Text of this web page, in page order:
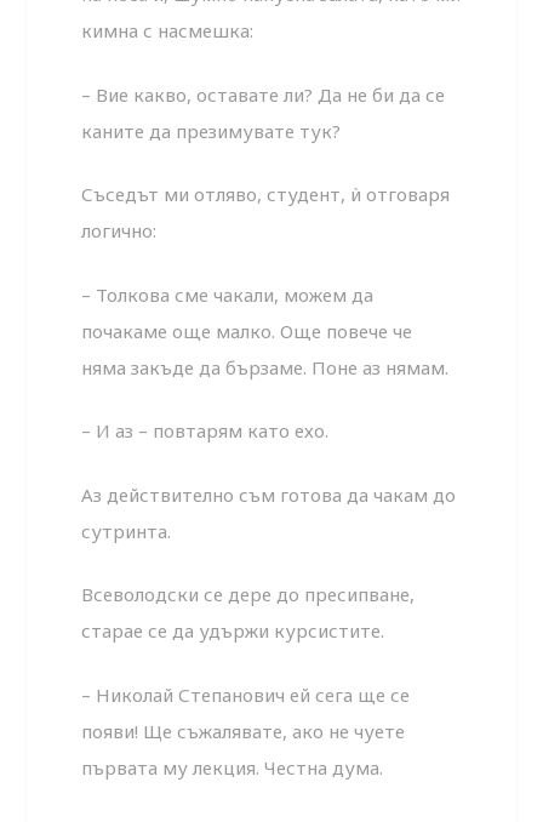
кимна с насмешка:
– Вие какво, оставате ли? Да не би да се
каните да презимувате тук?
Съседът ми отляво, студент, ѝ отговаря
логично:
– Толкова сме чакали, можем да
почакаме още малко. Още повече че
няма закъде да бързаме. Поне аз нямам.
– И аз – повтарям като ехо.
Аз действително съм готова да чакам до
сутринта.
Всеволодски се дере до пресипване,
старае се да удържи курсистите.
– Николай Степанович ей сега ще се
появи! Ще съжалявате, ако не чуете
първата му лекция. Честна дума.